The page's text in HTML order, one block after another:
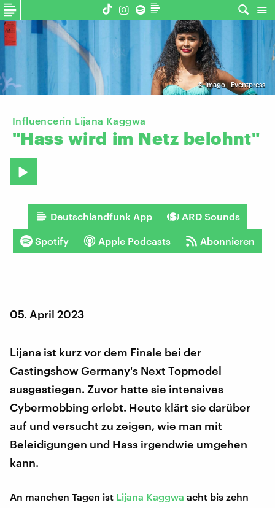
©Imago | Eventpress
Influencerin Lijana Kaggwa
"Hass wird im Netz belohnt"
Deutschlandfunk App ARD Sounds
Spotify Apple Podcasts Abonnieren
05. April 2023
Lijana ist kurz vor dem Finale bei der
Castingshow Germany's Next Topmodel
ausgestiegen. Zuvor hatte sie intensives
Cybermobbing erlebt. Heute klärt sie darüber
auf und versucht zu zeigen, wie man mit
Beleidigungen und Hass irgendwie umgehen
kann.
An manchen Tagen ist Lijana Kaggwa acht bis zehn